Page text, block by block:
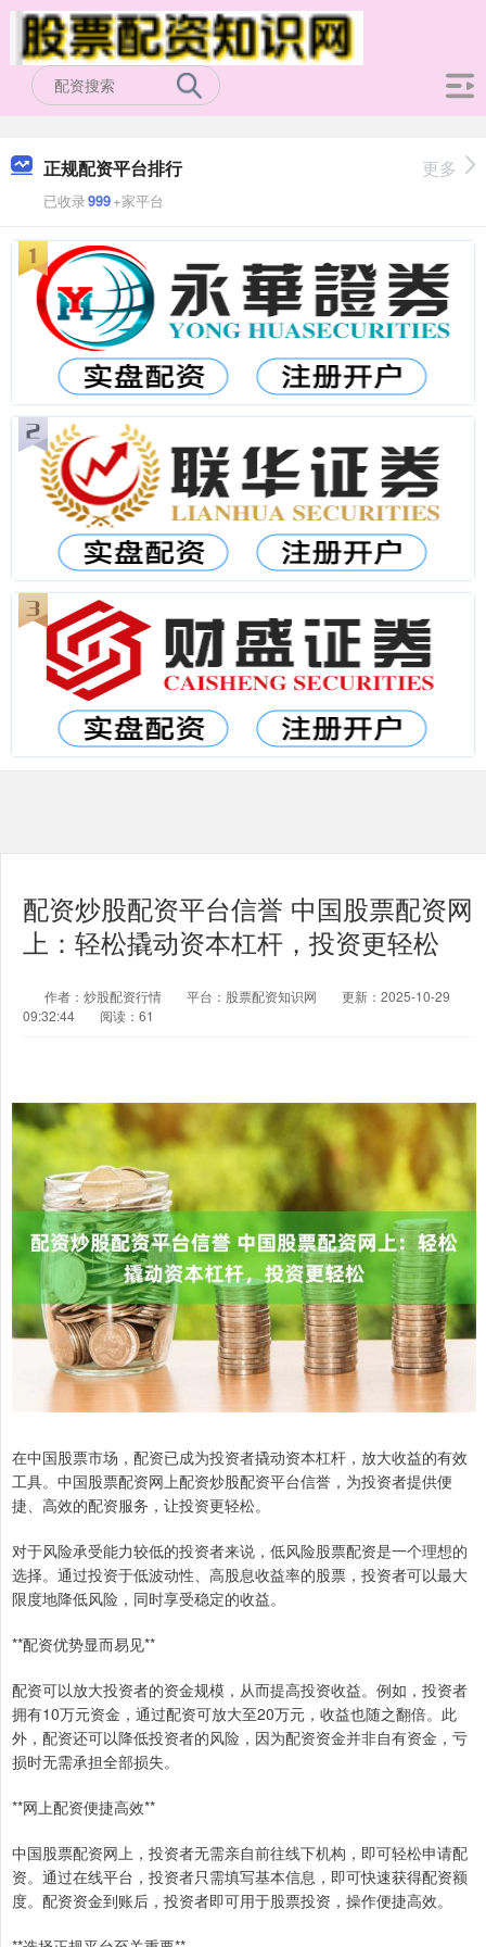
正规配资平台排行
已收录999+家平台
更多
配资炒股配资平台信誉 中国股票配资网
上：轻松撬动资本杠杆，投资更轻松
作者：炒股配资行情 平台：股票配资知识网
更新：2025-10-29
09:32:44
阅读：61
在中国股票市场，配资已成为投资者撬动资本杠杆，放大收益的有效
工具。中国股票配资网上配资炒股配资平台信誉，为投资者提供便
捷、高效的配资服务，让投资更轻松。
对于风险承受能力较低的投资者来说，低风险股票配资是一个理想的
选择。通过投资于低波动性、高股息收益率的股票，投资者可以最大
限度地降低风险，同时享受稳定的收益。
**配资优势显而易见**
配资可以放大投资者的资金规模，从而提高投资收益。例如，投资者
拥有10万元资金，通过配资可放大至20万元，收益也随之翻倍。此
外，配资还可以降低投资者的风险，因为配资资金并非自有资金，亏
损时无需承担全部损失。
**网上配资便捷高效**
中国股票配资网上，投资者无需亲自前往线下机构，即可轻松申请配
资。通过在线平台，投资者只需填写基本信息，即可快速获得配资额
度。配资资金到账后，投资者即可用于股票投资，操作便捷高效。